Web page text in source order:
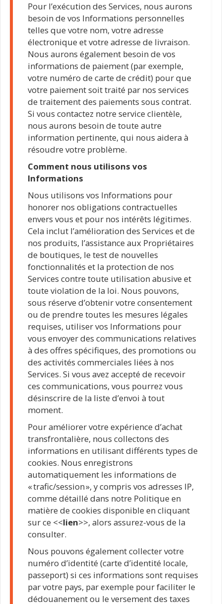
Pour l’exécution des Services, nous aurons
besoin de vos Informations personnelles
telles que votre nom, votre adresse
électronique et votre adresse de livraison.
Nous aurons également besoin de vos
informations de paiement (par exemple,
votre numéro de carte de crédit) pour que
votre paiement soit traité par nos services
de traitement des paiements sous contrat.
Si vous contactez notre service clientèle,
nous aurons besoin de toute autre
information pertinente, qui nous aidera à
résoudre votre problème.
Comment nous utilisons vos
Informations
Nous utilisons vos Informations pour
honorer nos obligations contractuelles
envers vous et pour nos intérêts légitimes.
Cela inclut l’amélioration des Services et de
nos produits, l’assistance aux Propriétaires
de boutiques, le test de nouvelles
fonctionnalités et la protection de nos
Services contre toute utilisation abusive et
toute violation de la loi. Nous pouvons,
sous réserve d’obtenir votre consentement
ou de prendre toutes les mesures légales
requises, utiliser vos Informations pour
vous envoyer des communications relatives
à des offres spécifiques, des promotions ou
des activités commerciales liées à nos
Services. Si vous avez accepté de recevoir
ces communications, vous pourrez vous
désinscrire de la liste d’envoi à tout
moment.
Pour améliorer votre expérience d’achat
transfrontalière, nous collectons des
informations en utilisant différents types de
cookies. Nous enregistrons
automatiquement les informations de
« trafic/session », y compris vos adresses IP,
comme détaillé dans notre Politique en
matière de cookies disponible en cliquant
sur ce <<lien>>, alors assurez-vous de la
consulter.
Nous pouvons également collecter votre
numéro d’identité (carte d’identité locale,
passeport) si ces informations sont requises
par votre pays, par exemple pour faciliter le
dédouanement ou le versement des taxes